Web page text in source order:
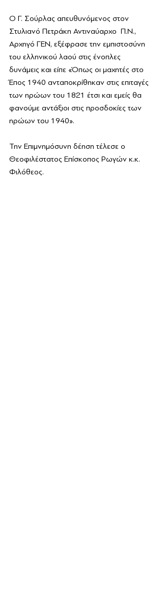
Ο Γ. Σούρλας απευθυνόμενος στον
Στυλιανό Πετράκη Αντιναύαρχο  Π.Ν.,
Αρχηγό ΓΕΝ, εξέφρασε την εμπιστοσύνη
του ελληνικού λαού στις ένοπλες
δυνάμεις και είπε «Όπως οι μαχητές στο
Έπος 1940 ανταποκρίθηκαν στις επιταγές
των ηρώων του 1821 έτσι και εμείς θα
φανούμε αντάξιοι στις προσδοκίες των
ηρώων του 1940».
Την Επιμνημόσυνη δέηση τέλεσε ο
Θεοφιλέστατος Επίσκοπος Ρωγών κ.κ.
Φιλόθεος.